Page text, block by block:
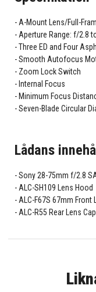
A-Mount Lens/Full-
Aperture Range: f/2.8
Three ED and Four
Smooth Autofocus
Zoom Lock Switch
Internal Focus
Minimum Focus
Seven-Blade Circular
Lådans
Sony 28-75mm f/2.8
ALC-SH109 Lens Hood
ALC-F67S 67mm Front
ALC-R55 Rear Lens Cap